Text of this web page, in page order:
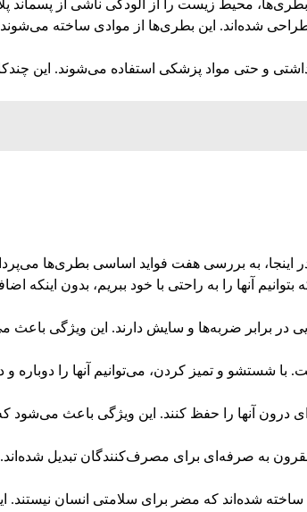
محیط زیست را از آلودگی ناشی از پسماند
شده‌اند. این بطری‌ها از موادی ساخته
و حتی مواد پزشکی استفاده می‌شوند. این
به بررسی هفت فواید اساسی بطری‌ها
آنها را به راحتی با خود ببریم، بدون اینکه
برابر ضربه‌ها و سایش دارند. این ویژگی باعث
شستشو و تمیز کردن، می‌توانیم آنها را دوباره و
آنها را حفظ کنند. این ویژگی باعث می‌شود
مقرون به صرفه‌ای برای مصرف‌کنندگان تبدیل
ساخته شده‌اند که مضر برای سلامتی انسان